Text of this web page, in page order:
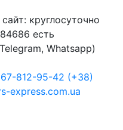
круглосуточно
есть
Whatsapp)
812-95-42 (+38)
express.com.ua